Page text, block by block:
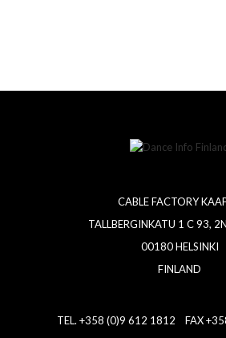
CABLE FACTORY
TALLBERGINKATU 1 C 93,
00180 HELSINKI
FINLAND
TEL. +358 (0)9 612 1812 FAX